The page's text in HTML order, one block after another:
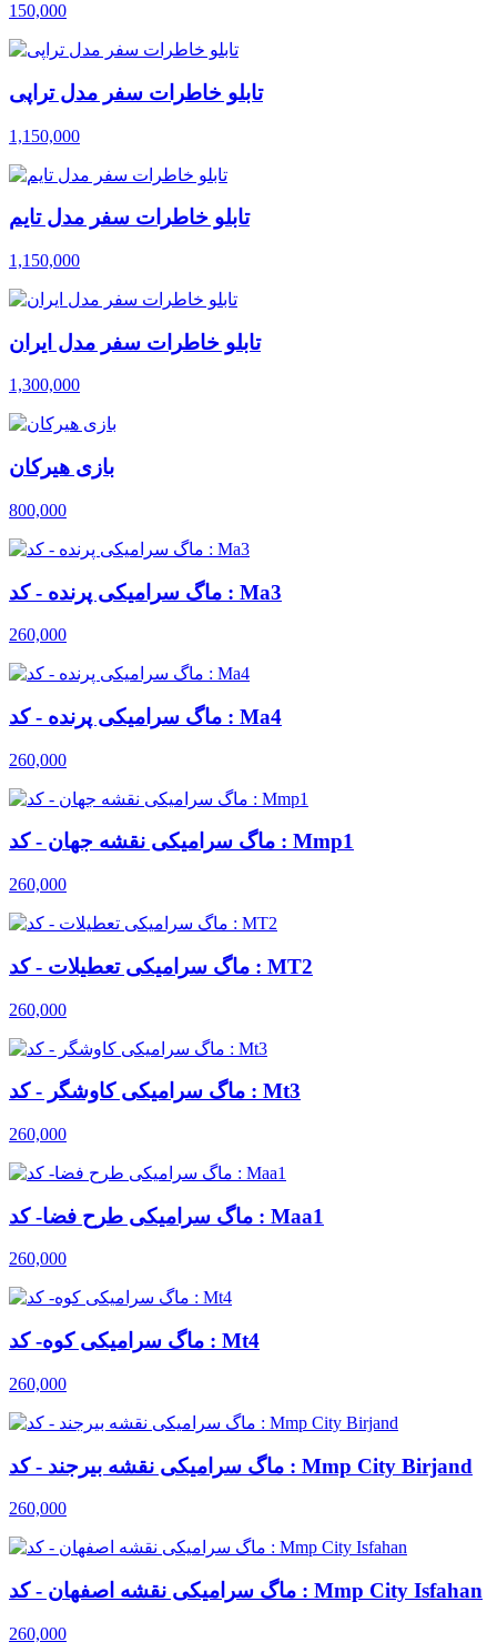
150,000
تابلو خاطرات سفر مدل تراپی
1,150,000
تابلو خاطرات سفر مدل تایم
1,150,000
تابلو خاطرات سفر مدل ایران
1,300,000
بازی هیرکان
800,000
ماگ سرامیکی پرنده - کد : Ma3
260,000
ماگ سرامیکی پرنده - کد : Ma4
260,000
ماگ سرامیکی نقشه جهان - کد : Mmp1
260,000
ماگ سرامیکی تعطیلات - کد : MT2
260,000
ماگ سرامیکی کاوشگر - کد : Mt3
260,000
ماگ سرامیکی طرح فضا- کد : Maa1
260,000
ماگ سرامیکی کوه- کد : Mt4
260,000
ماگ سرامیکی نقشه بیرجند - کد : Mmp City Birjand
260,000
ماگ سرامیکی نقشه اصفهان - کد : Mmp City Isfahan
260,000